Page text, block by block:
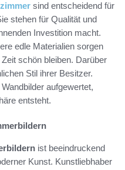
sind entscheidend für
stehen für Qualität und
Investition macht.
edle Materialien sorgen
schön bleiben. Darüber
Stil ihrer Besitzer.
aufgewertet,
entsteht.
ist beeindruckend
Kunst. Kunstliebhaber